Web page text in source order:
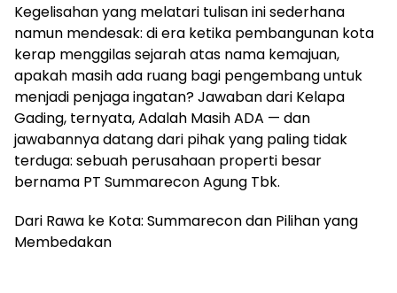
Kegelisahan yang melatari tulisan ini sederhana
namun mendesak: di era ketika pembangunan kota
kerap menggilas sejarah atas nama kemajuan,
apakah masih ada ruang bagi pengembang untuk
menjadi penjaga ingatan? Jawaban dari Kelapa
Gading, ternyata, Adalah Masih ADA — dan
jawabannya datang dari pihak yang paling tidak
terduga: sebuah perusahaan properti besar
bernama PT Summarecon Agung Tbk.
Dari Rawa ke Kota: Summarecon dan Pilihan yang
Membedakan